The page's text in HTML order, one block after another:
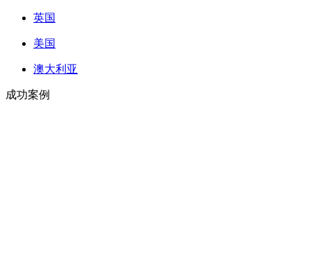
英国
美国
澳大利亚
成功案例